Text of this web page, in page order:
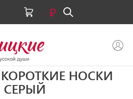
-
КОРОТКИЕ НОСКИ